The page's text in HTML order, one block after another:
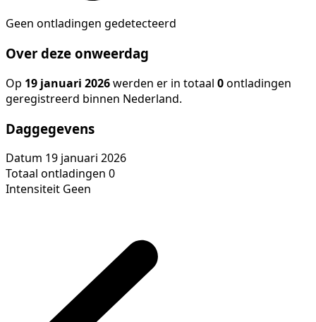
Geen ontladingen gedetecteerd
Over deze onweerdag
Op 19 januari 2026werden er in totaal 0ontladingen
geregistreerd binnen Nederland.
Daggegevens
Datum 19 januari 2026
Totaal ontladingen 0
Intensiteit Geen